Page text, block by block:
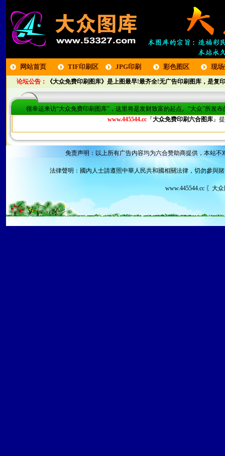
网站首页 TIF印刷区 JPG印刷
区
彩色图区 现
论坛公告： 《大众免费印刷图库》是上图最早!最齐全!无广告印刷图库，是复
很幸运来访“大众免费印刷图库”，这里将是发财致富的起点。“大众”所发
www.445544.cc 『大众免费印刷六合图库』
免责声明：以上所有广告内容均为六合赞助商提供，本站
法律聲明：國內人士請遵照中華人民共和國相關法律，切勿參與
www.445544.cc 〖大